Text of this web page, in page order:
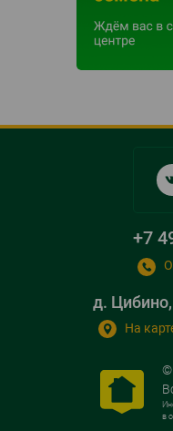
©
в
д.
На
+7